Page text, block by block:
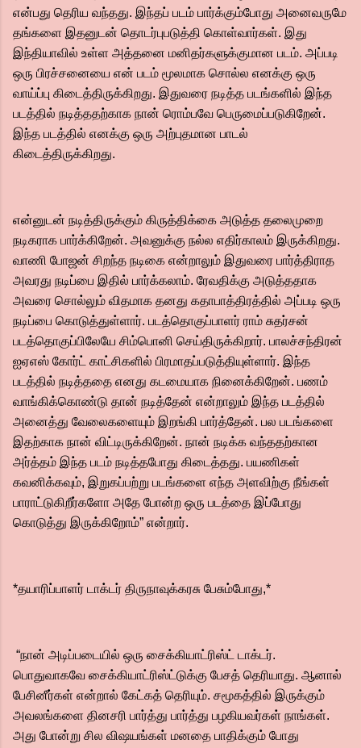
என்பது தெரிய வந்தது. இந்தப் படம் பார்க்கும்போது அனைவருமே
தங்களை இதனுடன் தொடர்புபடுத்தி கொள்வார்கள். இது
இந்தியாவில் உள்ள அத்தனை மனிதர்களுக்குமான படம். அப்படி
ஒரு பிரச்சனையை என் படம் மூலமாக சொல்ல எனக்கு ஒரு
வாய்ப்பு கிடைத்திருக்கிறது. இதுவரை நடித்த படங்களில் இந்த
படத்தில் நடித்ததற்காக நான் ரொம்பவே பெருமைப்படுகிறேன்.
இந்த படத்தில் எனக்கு ஒரு அற்புதமான பாடல்
கிடைத்திருக்கிறது.
என்னுடன் நடித்திருக்கும் கிருத்திக்கை அடுத்த தலைமுறை
நடிகராக பார்க்கிறேன். அவனுக்கு நல்ல எதிர்காலம் இருக்கிறது.
வாணி போஜன் சிறந்த நடிகை என்றாலும் இதுவரை பார்த்திராத
அவரது நடிப்பை இதில் பார்க்கலாம். ரேவதிக்கு அடுத்ததாக
அவரை சொல்லும் விதமாக தனது கதாபாத்திரத்தில் அப்படி ஒரு
நடிப்பை கொடுத்துள்ளார். படத்தொகுப்பாளர் ராம் சுதர்சன்
படத்தொகுப்பிலேயே சிம்பொனி செய்திருக்கிறார். பாலச்சந்திரன்
ஐஏஎஸ் கோர்ட் காட்சிகளில் பிரமாதப்படுத்தியுள்ளார். இந்த
படத்தில் நடித்ததை எனது கடமையாக நினைக்கிறேன். பணம்
வாங்கிக்கொண்டு தான் நடித்தேன் என்றாலும் இந்த படத்தில்
அனைத்து வேலைகளையும் இறங்கி பார்த்தேன். பல படங்களை
இதற்காக நான் விட்டிருக்கிறேன். நான் நடிக்க வந்ததற்கான
அர்த்தம் இந்த படம் நடித்தபோது கிடைத்தது. பயணிகள்
கவனிக்கவும், இறுகப்பற்று படங்களை எந்த அளவிற்கு நீங்கள்
பாராட்டுகிறீர்களோ அதே போன்ற ஒரு படத்தை இப்போது
கொடுத்து இருக்கிறோம்” என்றார்.
*தயாரிப்பாளர் டாக்டர் திருநாவுக்கரசு பேசும்போது,*
“நான் அடிப்படையில் ஒரு சைக்கியாட்ரிஸ்ட் டாக்டர்.
பொதுவாகவே சைக்கியாட்ரிஸ்ட்டுக்கு பேசத் தெரியாது. ஆனால்
பேசினீர்கள் என்றால் கேட்கத் தெரியும். சமூகத்தில் இருக்கும்
அவலங்களை தினசரி பார்த்து பார்த்து பழகியவர்கள் நாங்கள்.
அது போன்று சில விஷயங்கள் மனதை பாதிக்கும் போது